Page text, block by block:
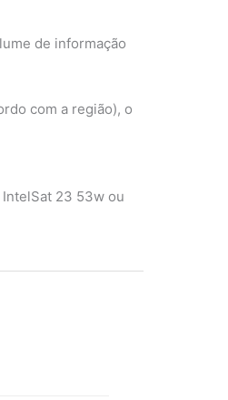
de informação
com a região), o
23 53w ou